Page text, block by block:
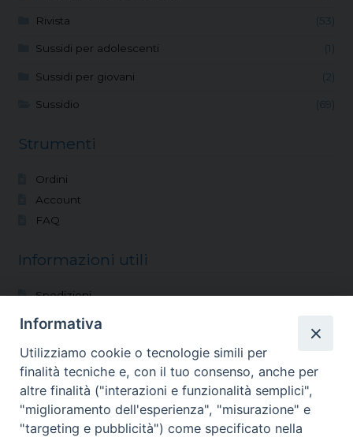
Rivista (53)
Sussidi per adolescenti (1)
Sussidi per giovani (2)
Sussidio (69)
Strumenti
Ordini
Account
FAQ
Informazioni utili
Spedizioni
Modalità di pagamento
Reso
Vocazioni
Shop
Informativa
Utilizziamo cookie o tecnologie simili per
finalità tecniche e, con il tuo consenso, anche per
altre finalità ("interazioni e funzionalità semplici",
"miglioramento dell'esperienza", "misurazione" e
"targeting e pubblicità") come specificato nella